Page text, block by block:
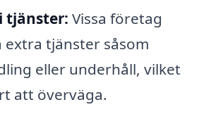
tjänster: Vissa företag
extra tjänster såsom
eller underhåll, vilket
att överväga.